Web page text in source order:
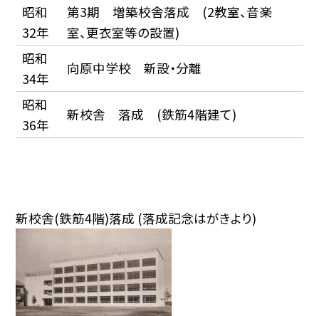
昭和
32年
第3期 増築校舎落成 (2教室、音楽
室、更衣室等の設置)
昭和
34年
向原中学校 新設・分離
昭和
36年
新校舎 落成 (鉄筋4階建て)
新校舎(鉄筋4階)落成 (落成記念はがきより)